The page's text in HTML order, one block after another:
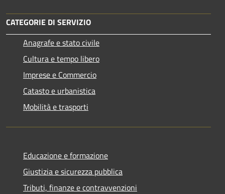
CATEGORIE DI SERVIZIO
Anagrafe e stato civile
Cultura e tempo libero
Imprese e Commercio
Catasto e urbanistica
Mobilità e trasporti
Educazione e formazione
Giustizia e sicurezza pubblica
Tributi, finanze e contravvenzioni